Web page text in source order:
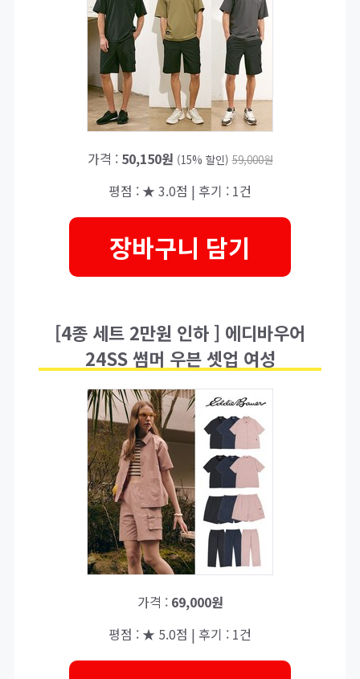
가격 : 50,150원 (15% 할인) 59,000원
평점 : ★ 3.0점 | 후기 : 1건
장바구니 담기
[4종 세트 2만원 인하 ] 에디바우어
24SS 썸머 우븐 셋업 여성
가격 : 69,000원
평점 : ★ 5.0점 | 후기 : 1건